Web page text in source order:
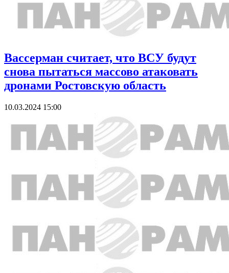
Вассерман считает, что ВСУ будут
снова пытаться массово атаковать
дронами Ростовскую область
10.03.2024 15:00